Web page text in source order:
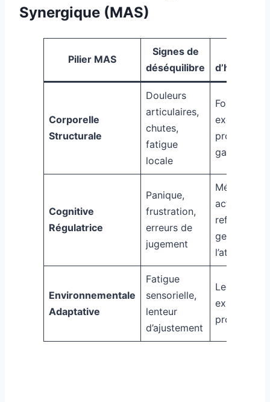
Synergique (MAS)
Pilier MAS
Signes de
déséquilibre
Corporelle
Structurale
Douleurs
articulaires,
chutes,
fatigue
locale
Force
gainage
Cognitive
Régulatrice
Panique,
frustration,
erreurs de
jugement
Méditation
active,
reframing,
gestion de
l’attention
Environnementale
Adaptative
Fatigue
sensorielle,
lenteur
d’ajustement
Lecture
exposition
progressive